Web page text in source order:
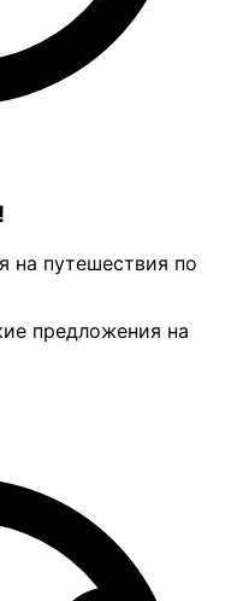
на путешествия по
предложения на